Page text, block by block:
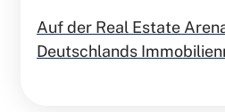
Auf der Real Estate
Deutschlands